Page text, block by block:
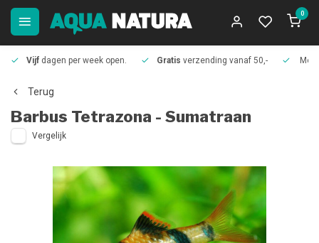
0
Vijf dagen per week open. Gratis verzending vanaf 50,-
Terug
Barbus Tetrazona - Sumatraan
Vergelijk